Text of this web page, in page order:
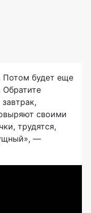
Потом будет еще
своими
трудятся,
—